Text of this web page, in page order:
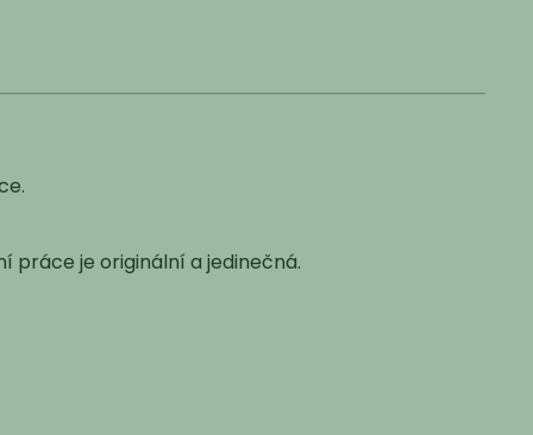
práce je originální a jedinečná.